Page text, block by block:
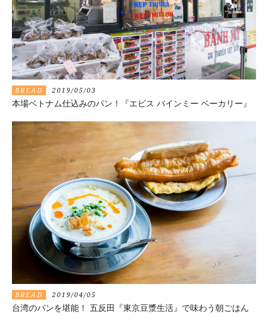
BREAD 2019/05/03
本場ベトナム仕込みのパン！『エビス バインミー ベーカリー』
BREAD 2019/04/05
台湾のパンを堪能！ 五反田『東京豆漿生活』で味わう朝ごはん